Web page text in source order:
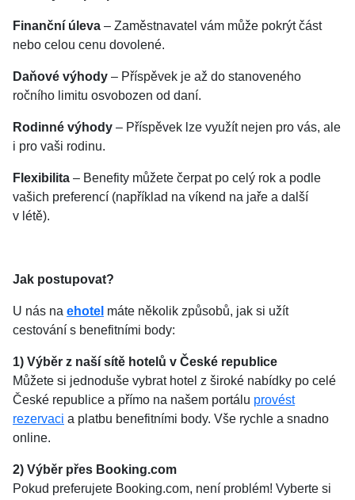
Finanční úleva – Zaměstnavatel vám může pokrýt část
nebo celou cenu dovolené.
Daňové výhody – Příspěvek je až do stanoveného
ročního limitu osvobozen od daní.
Rodinné výhody – Příspěvek lze využít nejen pro vás, ale
i pro vaši rodinu.
Flexibilita – Benefity můžete čerpat po celý rok a podle
vašich preferencí (například na víkend na jaře a další
v létě).
Jak postupovat?
U nás na ehotel máte několik způsobů, jak si užít
cestování s benefitními body:
1) Výběr z naší sítě hotelů v České republice
Můžete si jednoduše vybrat hotel z široké nabídky po celé
České republice a přímo na našem portálu provést
rezervaci a platbu benefitními body. Vše rychle a snadno
online.
2) Výběr přes Booking.com
Pokud preferujete Booking.com, není problém! Vyberte si